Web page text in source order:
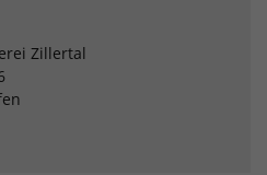
Zillertal